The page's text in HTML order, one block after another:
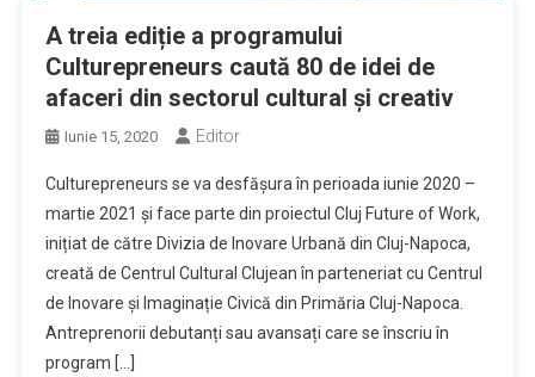
A treia ediție a programului
Culturepreneurs caută 80 de idei de
afaceri din sectorul cultural și creativ
Iunie 15, 2020 Editor
Culturepreneurs se va desfășura în perioada iunie 2020 –
martie 2021 și face parte din proiectul Cluj Future of Work,
inițiat de către Divizia de Inovare Urbană din Cluj-Napoca,
creată de Centrul Cultural Clujean în parteneriat cu Centrul
de Inovare și Imaginație Civică din Primăria Cluj-Napoca.
Antreprenorii debutanți sau avansați care se înscriu în
program […]